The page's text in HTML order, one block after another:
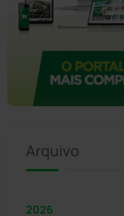
Arquivo
2026